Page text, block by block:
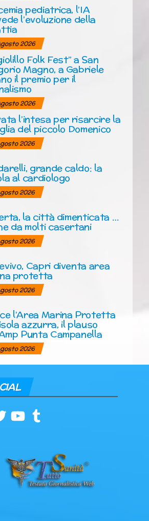
pediatrica, l’IA
l’evoluzione della
2026
Folk Fest” a San
Magno, a Gabriele
il premio per il
2026
l’intesa per risarcire la
del piccolo Domenico
2026
grande caldo: la
al cardiologo
2026
la città dimenticata …
da molti casertani
2026
Capri diventa area
protetta
2026
l’Area Marina Protetta
azzurra, il plauso
Punta Campanella
2026
YouTubeTumblr